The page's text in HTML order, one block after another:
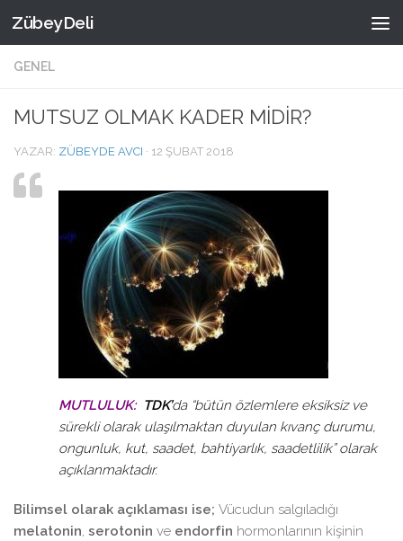
Skip to content
ZübeyDeli
GENEL
MUTSUZ OLMAK KADER MİDİR?
YAZAR: ZÜBEYDE AVCI · 12 ŞUBAT 2018
MUTLULUK: TDK’da“bütün özlemlere eksiksiz ve
sürekli olarak ulaşılmaktan duyulan kıvanç durumu,
ongunluk, kut, saadet, bahtiyarlık, saadetlilik”olarak
açıklanmaktadır.
Bilimsel olarak açıklaması ise; Vücudun salgıladığı
melatonin, serotonin ve endorfin hormonlarının kişinin